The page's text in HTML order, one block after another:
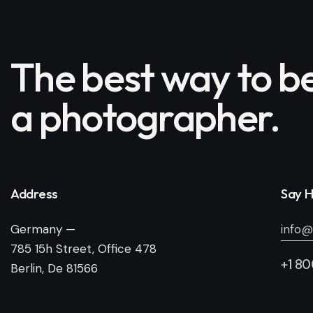
The best way to
a photographer.
Address
Germany —
785 15h Street, Office 478
Berlin, De 81566
Say
+1